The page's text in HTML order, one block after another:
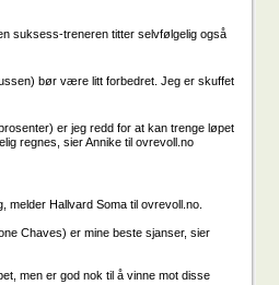
suksess-treneren titter selvfølgelig også
bør være litt forbedret. Jeg er skuffet
er jeg redd for at kan trenge løpet
regnes, sier Annike til ovrevoll.no
Hallvard Soma til ovrevoll.no.
Chaves) er mine beste sjanser, sier
men er god nok til å vinne mot disse